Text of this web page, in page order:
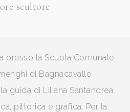
scultore
presso la Scuola Comunale
di Bagnacavallo
guida di Liliana Santandrea,
pittorica e grafica. Per la